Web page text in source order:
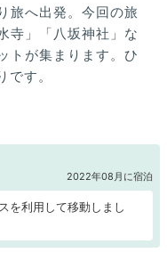
旅へ出発。今回の旅
寺」「八坂神社」な
トが集まります。ひ
す。
2022年08月に宿泊
を利用して移動しまし